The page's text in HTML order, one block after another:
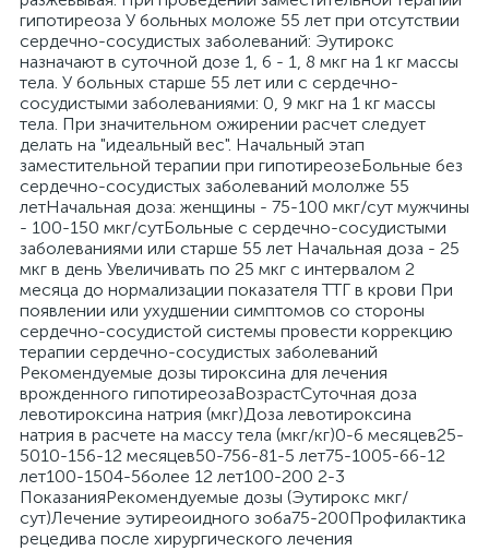
гипотиреоза У больных моложе 55 лет при отсутствии
сердечно-сосудистых заболеваний: Эутирокс
назначают в суточной дозе 1, 6 - 1, 8 мкг на 1 кг массы
тела. У больных старше 55 лет или с сердечно-
сосудистыми заболеваниями: 0, 9 мкг на 1 кг массы
тела. При значительном ожирении расчет следует
делать на "идеальный вес". Начальный этап
заместительной терапии при гипотиреозеБольные без
сердечно-сосудистых заболеваний мололже 55
летНачальная доза: женщины - 75-100 мкг/сут мужчины
- 100-150 мкг/сутБольные с сердечно-сосудистыми
заболеваниями или старше 55 лет Начальная доза - 25
мкг в день Увеличивать по 25 мкг с интервалом 2
месяца до нормализации показателя ТТГ в крови При
появлении или ухудшении симптомов со стороны
сердечно-сосудистой системы провести коррекцию
терапии сердечно-сосудистых заболеваний
Рекомендуемые дозы тироксина для лечения
врожденного гипотиреозаВозрастСуточная доза
левотироксина натрия (мкг)Доза левотироксина
натрия в расчете на массу тела (мкг/кг)0-6 месяцев25-
5010-156-12 месяцев50-756-81-5 лет75-1005-66-12
лет100-1504-5более 12 лет100-200 2-3
ПоказанияРекомендуемые дозы (Эутирокc мкг/
сут)Лечение эутиреоидного зоба75-200Профилактика
рецедива после хирургического лечения